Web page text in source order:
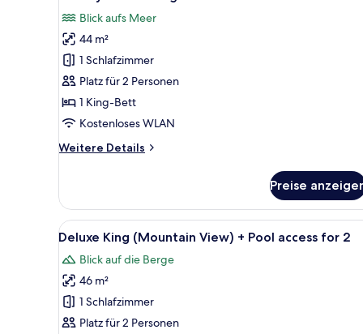
person
fee
upon
check-
in
anzeigen
Breakfast
and
Swimming
pool
for
2
-
Extra
person
upon
Fotos
für
Gallery
Deluxe
King
Room
anzeigen
Blick aufs Meer
44 m²
1 Schlafzimmer
Platz für 2 Personen
1 King-Bett
Kostenloses WLAN
Weitere Details
Weitere
Deluxe
King
Room
Preise
Alle
Fotos
für
Deluxe
King
(Mountain
Ein modernes Hotelzimmer
2
Deluxe King (Mountain View) + Pool access for 2
Blick auf die Berge
46 m²
1 Schlafzimmer
Platz für 2 Personen